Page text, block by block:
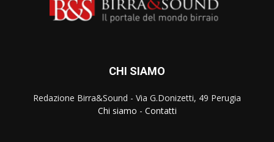
CHI SIAMO
Redazione Birra&Sound - Via G.Donizetti, 49 Perugia
Chi siamo - Contatti